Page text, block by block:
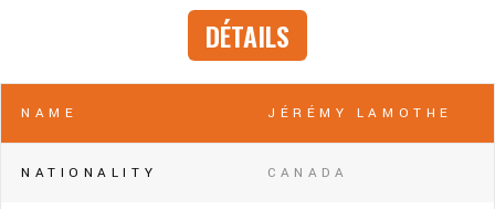
DÉTAILS
NAME JÉRÉMY LAMOTHE
NATIONALITY CANADA